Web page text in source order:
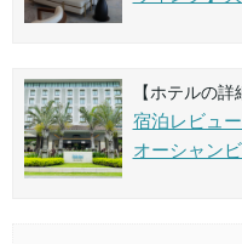
【ホテルの詳
宿泊レビュ
オーシャン